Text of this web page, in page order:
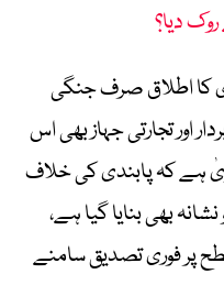
دیا؟
کا اطلاق صرف جنگی
اور تجارتی جہاز بھی اس
ہے کہ پابندی کی خلاف
میں 2 جہازوں کو نشانہ بھی بنایا گیا ہے،
پر فوری تصدیق سامنے